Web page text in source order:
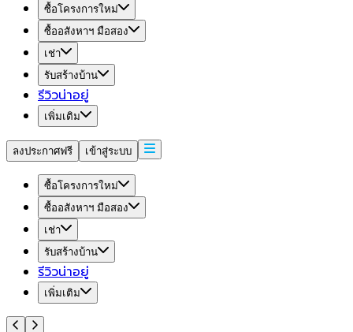
ซื้อโครงการใหม่
ซื้ออสังหาฯ มือสอง
เช่า
รับสร้างบ้าน
รีวิวน่าอยู่
เพิ่มเติม
ลงประกาศฟรี เข้าสู่ระบบ
ซื้อโครงการใหม่
ซื้ออสังหาฯ มือสอง
เช่า
รับสร้างบ้าน
รีวิวน่าอยู่
เพิ่มเติม